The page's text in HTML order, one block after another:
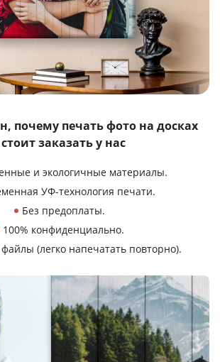
почему печать фото на досках
стоит заказать у нас
и экологичные материалы.
УФ-технология печати.
Без предоплаты.
100% конфиденциально.
(легко напечатать повторно).